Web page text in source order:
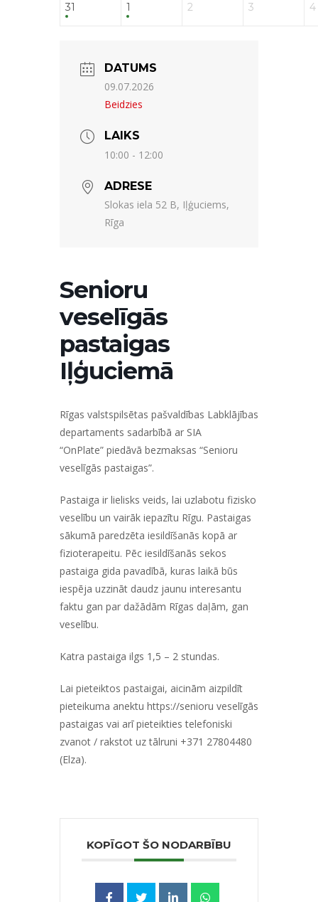
31 1 2 3 4
DATUMS
09.07.2026
Beidzies
LAIKS
10:00 - 12:00
ADRESE
Slokas iela 52 B, Iļģuciems,
Rīga
Senioru
veselīgās
pastaigas
Iļģuciemā
Rīgas valstspilsētas pašvaldības Labklājības
departaments sadarbībā ar SIA
“OnPlate” piedāvā bezmaksas “Senioru
veselīgās pastaigas”.
Pastaiga ir lielisks veids, lai uzlabotu fizisko
veselību un vairāk iepazītu Rīgu. Pastaigas
sākumā paredzēta iesildīšanās kopā ar
fizioterapeitu. Pēc iesildīšanās sekos
pastaiga gida pavadībā, kuras laikā būs
iespēja uzzināt daudz jaunu interesantu
faktu gan par dažādām Rīgas daļām, gan
veselību.
Katra pastaiga ilgs 1,5 – 2 stundas.
Lai pieteiktos pastaigai, aicinām aizpildīt
pieteikuma anektu https://senioru veselīgās
pastaigas vai arī pieteikties telefoniski
zvanot / rakstot uz tālruni +371 27804480
(Elza).
KOPĪGOT ŠO NODARBĪBU